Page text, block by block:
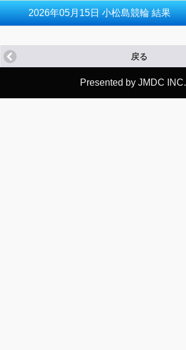
2026年05月15日 小松島競輪 結果
戻る
Presented by JMDC INC.